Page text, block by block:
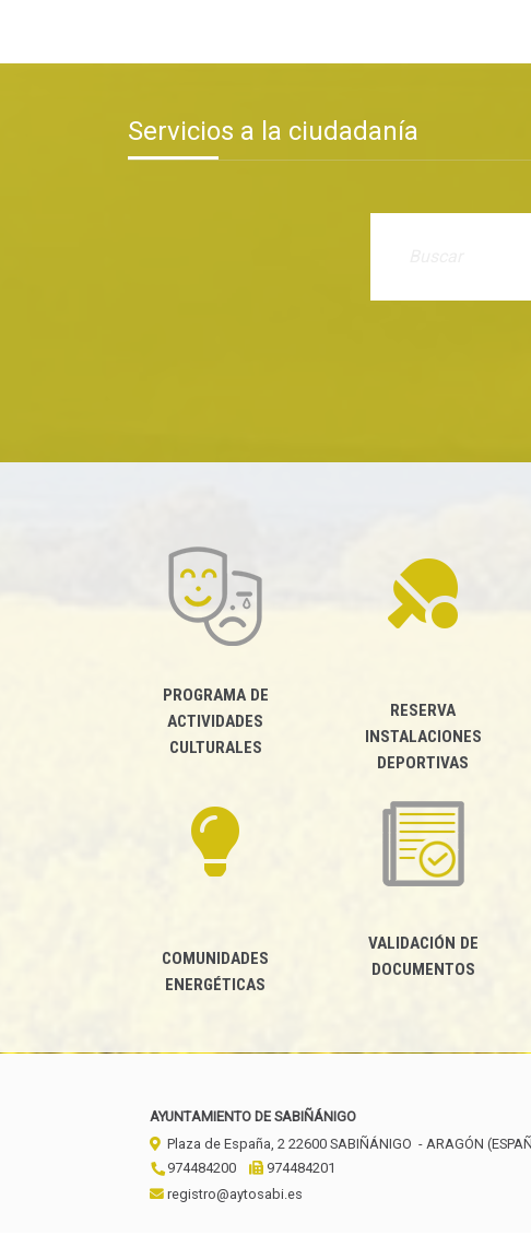
Servicios a la ciudadanía
PROGRAMA DE
ACTIVIDADES
CULTURALES
RESERVA
INSTALACIONES
DEPORTIVAS
COMUNIDADES
ENERGÉTICAS
VALIDACIÓN DE
DOCUMENTOS
AYUNTAMIENTO DE SABIÑÁNIGO
Plaza de España, 2 22600 SABIÑÁNIGO - ARAGÓN
974484200
974484201
registro@aytosabi.es